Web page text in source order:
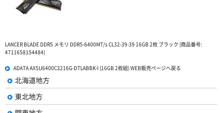
LANCER BLADE DDR5 メモリ DDR5-6400MT/s CL32-39-39 16GB 2枚 ブラック (商品番号:
4711658154484)
ADATA AX5U6400C3216G-DTLABBK-I (16GB 2枚組) WEB販売ページへ戻る
北海道地方
東北地方